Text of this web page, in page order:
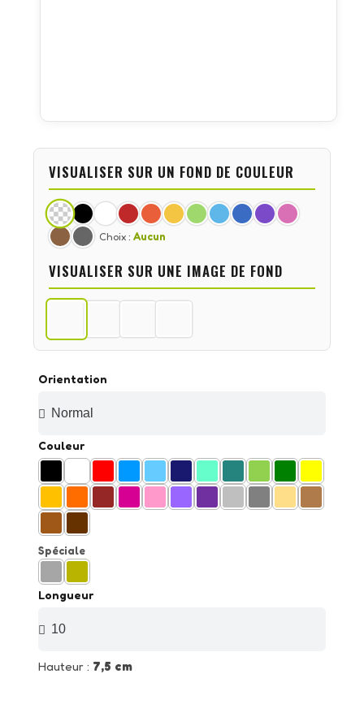
Orientation
Couleur
Spéciale
Longueur
Hauteur : 7,5 cm
VISUALISER SUR UN FOND DE COULEUR
Choix : Aucun
VISUALISER SUR UNE IMAGE DE FOND